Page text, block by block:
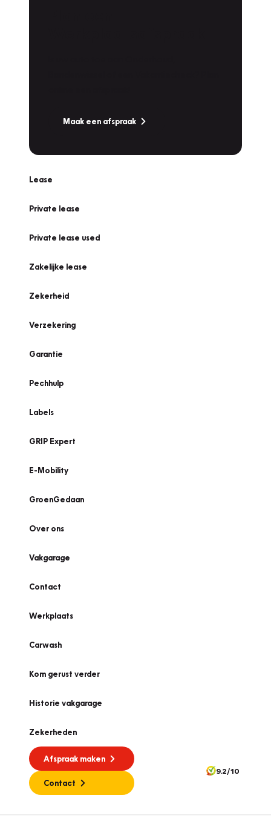
Maak een afspraak
Lease
Private lease
Private lease used
Zakelijke lease
Zekerheid
Verzekering
Garantie
Pechhulp
Labels
GRIP Expert
E-Mobility
GroenGedaan
Over ons
Vakgarage
Contact
Werkplaats
Carwash
Kom gerust verder
Historie vakgarage
Zekerheden
Afspraak maken
Contact
9.2/10